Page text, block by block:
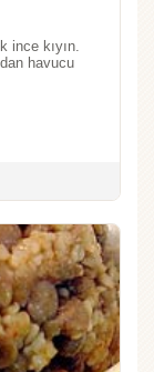
ince kıyın.
havucu